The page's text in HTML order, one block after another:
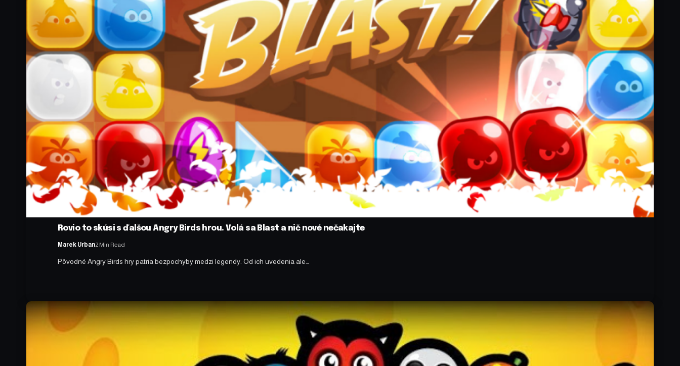
Rovio to skúsi s ďalšou Angry Birds hrou. Volá sa Blast a nič nové nečakajte
Marek Urban2 Min Read
Pôvodné Angry Birds hry patria bezpochyby medzi legendy. Od ich uvedenia ale…